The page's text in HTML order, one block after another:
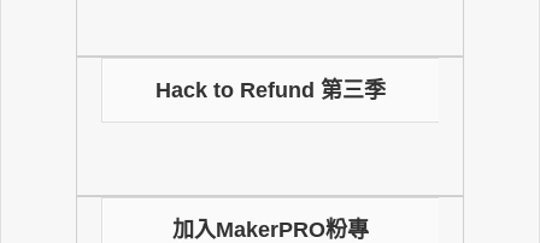
Hack to Refund 第三季
加入MakerPRO粉專